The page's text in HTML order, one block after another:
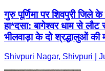
गुरु पूर्णिमा पर शिवपुरी जिले
हा*दसा: बागेश्वर धाम से
भीलवाड़ा के दो श्रद्धालुओं
Shivpuri Nagar, Shivpuri |